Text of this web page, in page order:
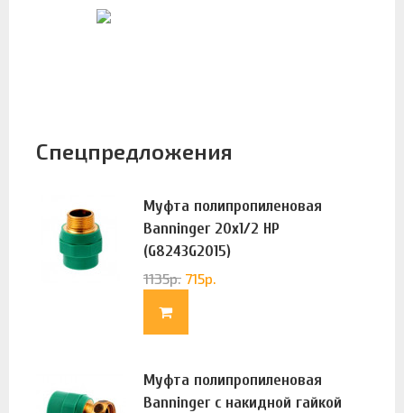
Спецпредложения
Муфта полипропиленовая
Banninger 20х1/2 НР
(G8243G2015)
1135р. 715р.
Муфта полипропиленовая
Banninger с накидной гайкой